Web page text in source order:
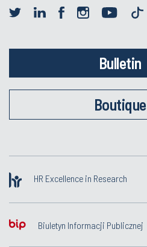
Bulletin
Boutique
HR Excellence in Research
Biuletyn Informacji Publicznej